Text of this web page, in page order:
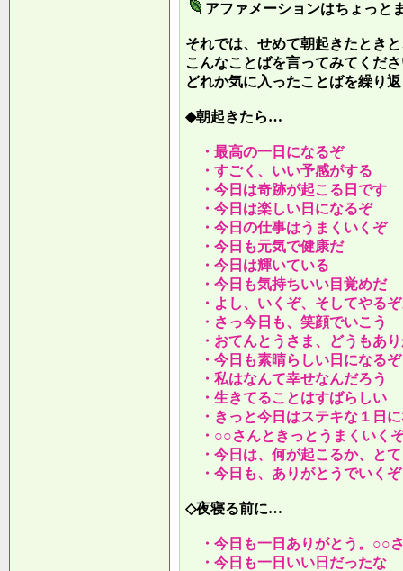
アファメーションはちょっと
それでは、せめて朝起きたとき
こんなことばを言ってみてくだ
どれか気に入ったことばを繰り
◆朝起きたら…
・最高の一日になるぞ
・すごく、いい予感がする
・今日は奇跡が起こる日です
・今日は楽しい日になるぞ
・今日の仕事はうまくいくぞ
・今日も元気で健康だ
・今日は輝いている
・今日も気持ちいい目覚めだ
・よし、いくぞ、そしてやる
・さっ今日も、笑顔でいこう
・おてんとうさま、どうもあ
・今日も素晴らしい日になるぞ
・私はなんて幸せなんだろう
・生きてることはすばらしい
・きっと今日はステキな１日
・○○さんときっとうまくいく
・今日は、何が起こるか、と
・今日も、ありがとうでいくぞ
◇夜寝る前に…
・今日も一日ありがとう。○○
・今日も一日いい日だったな